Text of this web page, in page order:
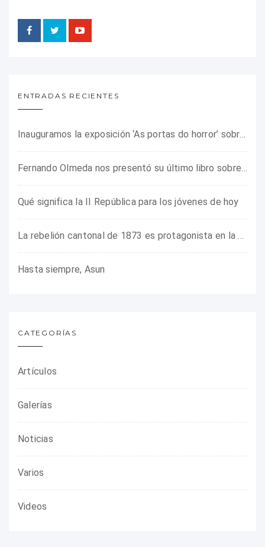
ENTRADAS RECIENTES
Inauguramos la exposición ‘As portas do horror’ sobre el campo de concentración franquista de Camposancos
Fernando Olmeda nos presentó su último libro sobre la fotógrafa Gerda Taro
Qué significa la II República para los jóvenes de hoy
La rebelión cantonal de 1873 es protagonista en la ARMHADH
Hasta siempre, Asun
CATEGORÍAS
Artículos
Galerías
Noticias
Varios
Videos